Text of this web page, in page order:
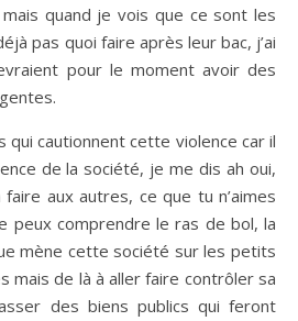
quand je vois que ce sont les
pas quoi faire après leur bac, j’ai
pour le moment avoir des
qui cautionnent cette violence car il
de la société, je me dis ah oui,
aux autres, ce que tu n’aimes
peux comprendre le ras de bol, la
mène cette société sur les petits
mais de là à aller faire contrôler sa
des biens publics qui feront